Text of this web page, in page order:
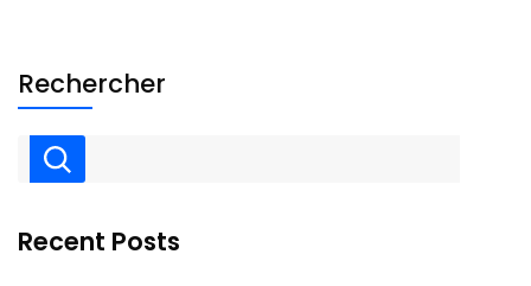
Rechercher
Recent Posts